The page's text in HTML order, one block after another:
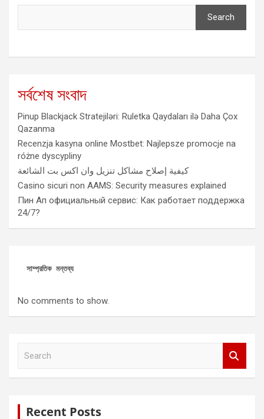
Search
সর্বশেষ সংবাদ
Pinup Blackjack Stratejiləri: Ruletka Qaydaları ilə Daha Çox
Qazanma
Recenzja kasyna online Mostbet: Najlepsze promocje na
różne dyscypliny
كيفية إصلاح مشاكل تنزيل وان اكس بت الشائعة
Casino sicuri non AAMS: Security measures explained
Пин Ап официальный сервис: Как работает поддержка
24/7?
সাম্প্রতিক মন্তব্য
No comments to show.
Recent Posts